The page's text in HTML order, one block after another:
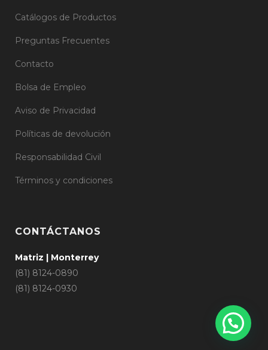
Catálogos de Productos
Preguntas Frecuentes
Contacto
Bolsa de Empleo
Aviso de Privacidad
Políticas de devolución
Responsabilidad Civil
Términos y condiciones
CONTÁCTANOS
Matriz | Monterrey
(81) 8124-0890
(81) 8124-0930